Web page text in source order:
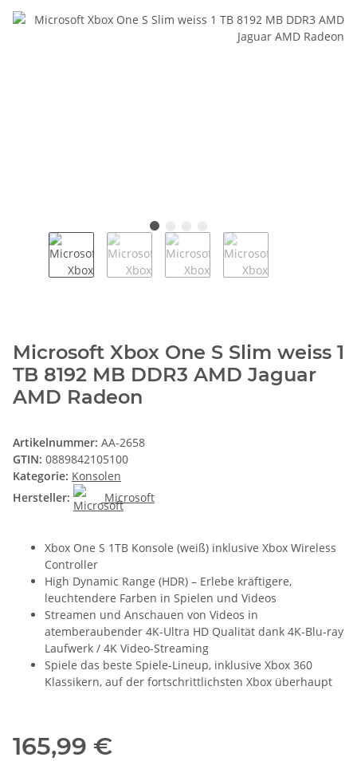
Microsoft Xbox One S Slim weiss 1
TB 8192 MB DDR3 AMD Jaguar
AMD Radeon
Artikelnummer: AA-2658
GTIN: 0889842105100
Kategorie: Konsolen
Hersteller:
Microsoft
Xbox One S 1TB Konsole (weiß) inklusive Xbox Wireless
Controller
High Dynamic Range (HDR) – Erlebe kräftigere,
leuchtendere Farben in Spielen und Videos
Streamen und Anschauen von Videos in
atemberaubender 4K-Ultra HD Qualität dank 4K-Blu-ray
Laufwerk / 4K Video-Streaming
Spiele das beste Spiele-Lineup, inklusive Xbox 360
Klassikern, auf der fortschrittlichsten Xbox überhaupt
165,99 €